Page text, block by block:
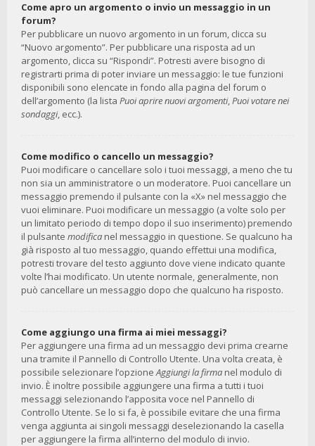
Come apro un argomento o invio un messaggio in un
forum?
Per pubblicare un nuovo argomento in un forum, clicca su
“Nuovo argomento”. Per pubblicare una risposta ad un
argomento, clicca su “Rispondi”. Potresti avere bisogno di
registrarti prima di poter inviare un messaggio: le tue funzioni
disponibili sono elencate in fondo alla pagina del forum o
dell’argomento (la lista Puoi aprire nuovi argomenti,Puoi votare nei
sondaggi, ecc.).
Come modifico o cancello un messaggio?
Puoi modificare o cancellare solo i tuoi messaggi, a meno che tu
non sia un amministratore o un moderatore. Puoi cancellare un
messaggio premendo il pulsante con la «X» nel messaggio che
vuoi eliminare. Puoi modificare un messaggio (a volte solo per
un limitato periodo di tempo dopo il suo inserimento) premendo
il pulsante modifica nel messaggio in questione. Se qualcuno ha
già risposto al tuo messaggio, quando effettui una modifica,
potresti trovare del testo aggiunto dove viene indicato quante
volte l’hai modificato. Un utente normale, generalmente, non
può cancellare un messaggio dopo che qualcuno ha risposto.
Come aggiungo una firma ai miei messaggi?
Per aggiungere una firma ad un messaggio devi prima crearne
una tramite il Pannello di Controllo Utente. Una volta creata, è
possibile selezionare l’opzioneAggiungi la firma nel modulo di
invio. È inoltre possibile aggiungere una firma a tutti i tuoi
messaggi selezionando l’apposita voce nel Pannello di
Controllo Utente. Se lo si fa, è possibile evitare che una firma
venga aggiunta ai singoli messaggi deselezionando la casella
per aggiungere la firma all’interno del modulo di invio.